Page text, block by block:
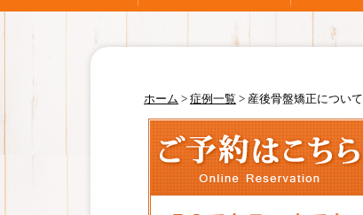
ホーム > 症例一覧 > 産後骨盤矯正について